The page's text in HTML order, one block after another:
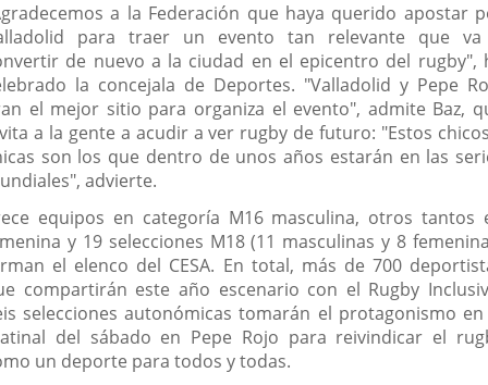
a la Federación que haya querido apostar
para traer un evento tan relevante que
de nuevo a la ciudad en el epicentro del rugby",
la concejala de Deportes. "Valladolid y Pepe
el mejor sitio para organiza el evento", admite Baz,
a la gente a acudir a ver rugby de futuro: "Estos
son los que dentro de unos años estarán en las
advierte.
equipos en categoría M16 masculina, otros tantos
y 19 selecciones M18 (11 masculinas y 8
el elenco del CESA. En total, más de 700
compartirán este año escenario con el Rugby
selecciones autonómicas tomarán el protagonismo
del sábado en Pepe Rojo para reivindicar el
un deporte para todos y todas.